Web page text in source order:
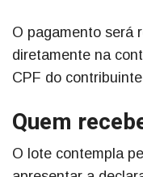
O pagamento será
diretamente na
CPF do
Quem
O lote contempla